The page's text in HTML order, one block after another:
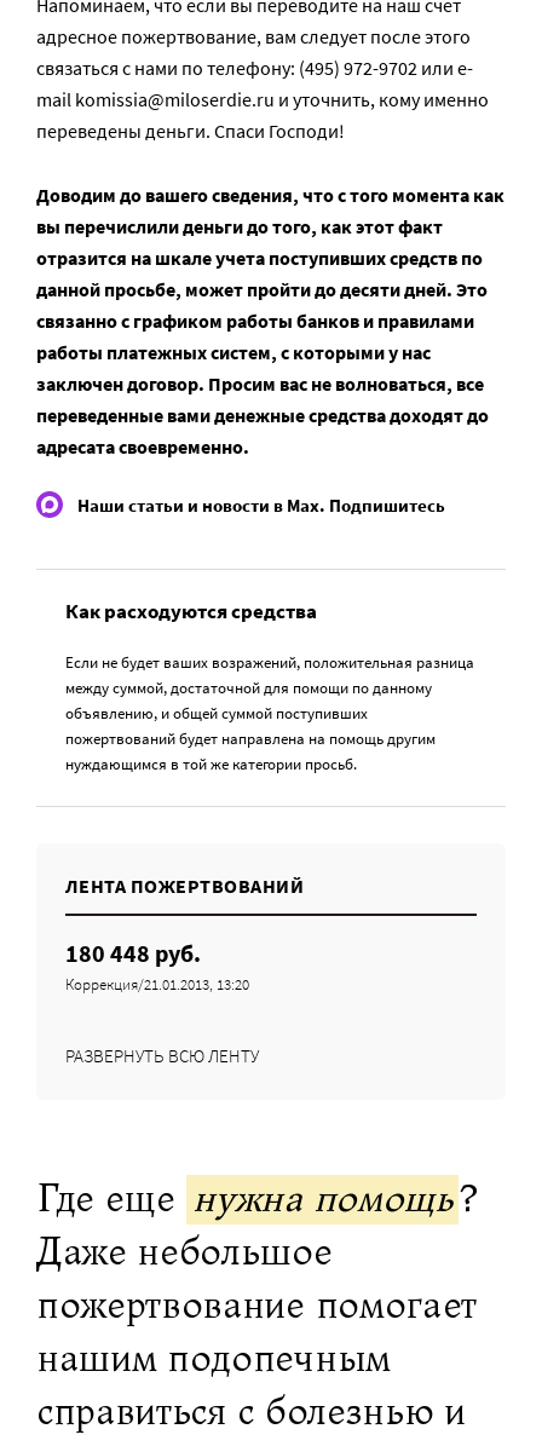
Напоминаем, что если вы переводите на наш счет
адресное пожертвование, вам следует после этого
связаться с нами по телефону: (495) 972-9702 или e-
mail komissia@miloserdie.ru и уточнить, кому именно
переведены деньги. Спаси Господи!
Доводим до вашего сведения, что с того момента как
вы перечислили деньги до того, как этот факт
отразится на шкале учета поступивших средств по
данной просьбе, может пройти до десяти дней. Это
связанно с графиком работы банков и правилами
работы платежных систем, с которыми у нас
заключен договор. Просим вас не волноваться, все
переведенные вами денежные средства доходят до
адресата своевременно.
Наши статьи и новости в Max. Подпишитесь
Как расходуются средства
Если не будет ваших возражений, положительная разница
между суммой, достаточной для помощи по данному
объявлению, и общей суммой поступивших
пожертвований будет направлена на помощь другим
нуждающимся в той же категории просьб.
ЛЕНТА ПОЖЕРТВОВАНИЙ
180 448 руб.
Коррекция/21.01.2013, 13:20
РАЗВЕРНУТЬ ВСЮ ЛЕНТУ
Где еще нужна помощь?
Даже небольшое
пожертвование помогает
нашим подопечным
справиться с болезнью и